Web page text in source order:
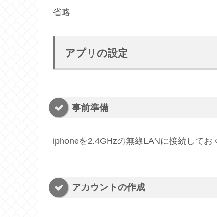
省略
アプリの設定
事前準備
iphoneを2.4GHzの無線LANに接続してお
アカウントの作成